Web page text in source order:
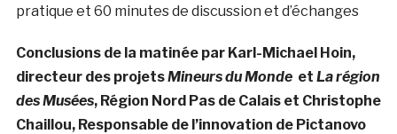
pratique et 60 minutes de discussion et d’échanges
Conclusions de la matinée par Karl-Michael Hoin,
directeur des projetsMineurs du Mondeet La région
des Musées, Région Nord Pas de Calais et Christophe
Chaillou, Responsable de l’innovation de Pictanovo